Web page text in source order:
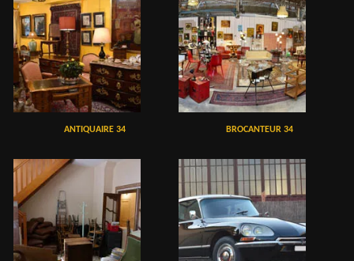
ANTIQUAIRE 34 BROCANTEUR 34